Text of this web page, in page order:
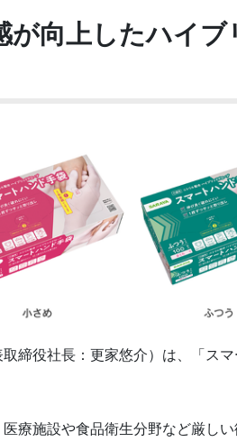
向上したハイブ
締役社長：更家悠介）は、「ス
医療施設や食品衛生分野など厳し